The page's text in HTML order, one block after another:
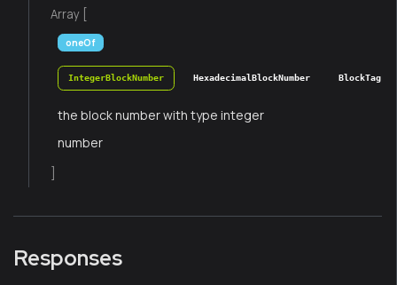
Array [
oneOf
IntegerBlockNumber HexadecimalBlockNumber BlockTag
the block number with type integer
number
Responses